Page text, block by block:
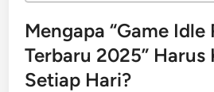
Mengapa “Game Idle
Terbaru 2025” Harus
Setiap Hari?